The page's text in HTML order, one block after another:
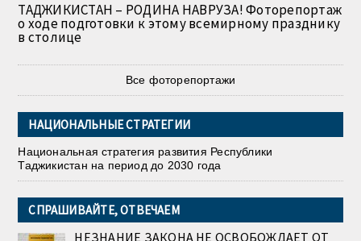
ТАДЖИКИСТАН – РОДИНА НАВРУЗА! Фоторепортаж
о ходе подготовки к этому всемирному празднику
в столице
Все фоторепортажи
НАЦИОНАЛЬНЫЕ СТРАТЕГИИ
Национальная стратегия развития Республики
Таджикистан на период до 2030 года
СПРАШИВАЙТЕ, ОТВЕЧАЕМ
НЕЗНАНИЕ ЗАКОНА НЕ ОСВОБОЖДАЕТ ОТ